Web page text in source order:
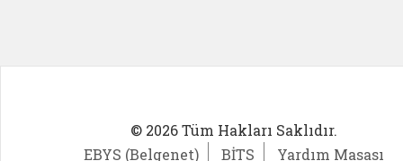
© 2026 Tüm Hakları Saklıdır.
EBYS (Belgenet)
BİTS Yardım Masası